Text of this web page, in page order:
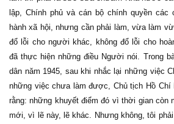
lập, Chính phủ và cán bộ chính quyền các
hành xã hội, nhưng cần phải làm, vừa làm
đổ lỗi cho người khác, không đổ lỗi cho
đã thực hiện những điều Người nói. Trong
dân năm 1945, sau khi nhắc lại những việc
những việc chưa làm được, Chủ tịch Hồ Chí
rằng: những khuyết điểm đó vì thời gian còn
mới, vì lẽ này, lẽ khác. Nhưng không, tôi